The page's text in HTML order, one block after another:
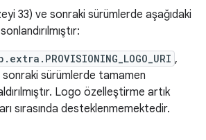
33) ve sonraki sürümlerde aşağıdaki
,
sonraki sürümlerde tamamen
Logo özelleştirme artık
sırasında desteklenmemektedir.